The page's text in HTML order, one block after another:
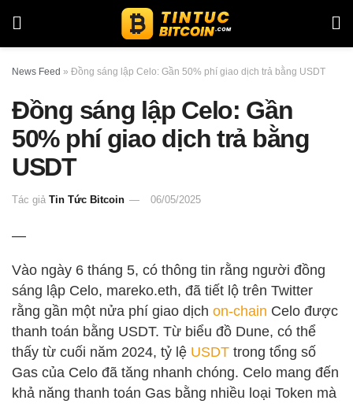
News Feed » Đồng sáng lập Celo: Gần 50% phí giao dịch trả bằng USDT
Đồng sáng lập Celo: Gần
50% phí giao dịch trả bằng
USDT
Tác giả Tin Tức Bitcoin 06/05/2025
—
Vào ngày 6 tháng 5, có thông tin rằng người đồng
sáng lập Celo, mareko.eth, đã tiết lộ trên Twitter
rằng gần một nửa phí giao dịch on-chain Celo được
thanh toán bằng USDT. Từ biểu đồ Dune, có thể
thấy từ cuối năm 2024, tỷ lệ USDT trong tổng số
Gas của Celo đã tăng nhanh chóng. Celo mang đến
khả năng thanh toán Gas bằng nhiều loại Token mà